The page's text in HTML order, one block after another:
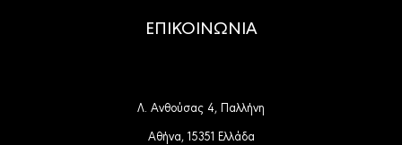
ΕΠΙΚΟΙΝΩΝΙΑ
Λ. Ανθούσας 4, Παλλήνη
Αθήνα, 15351 Ελλάδα